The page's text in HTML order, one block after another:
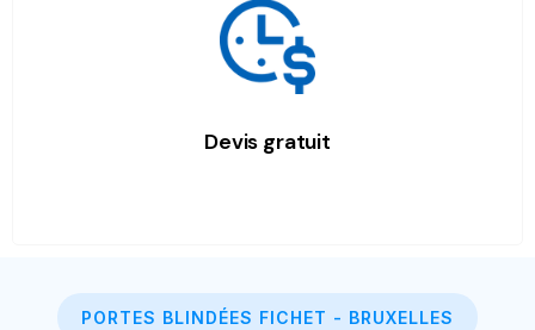
Devis gratuit
PORTES BLINDÉES FICHET - BRUXELLES